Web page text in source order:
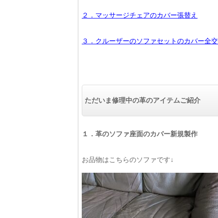
２．マッサージチェアのカバー張替え
３．クルーザーのソファセットのカバー全
ただいま修理中の革のアイテムご紹介
１．革のソファ座面のカバー新規製作
お品物はこちらのソファです↓